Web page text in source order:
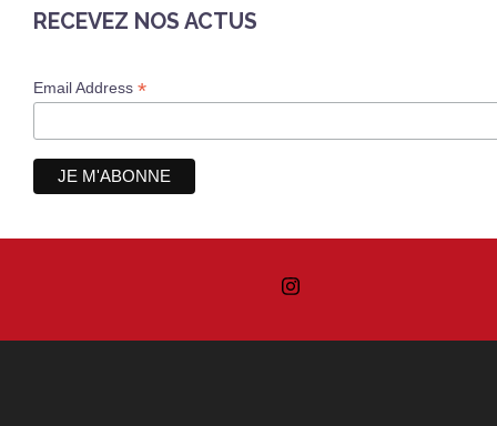
RECEVEZ NOS ACTUS
Email Address *